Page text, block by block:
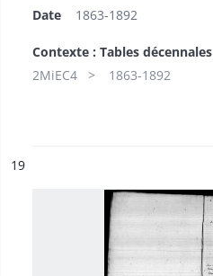
Date 1863-1892
Contexte : Tables décennales
2MiEC4
1863-1892
n°
19